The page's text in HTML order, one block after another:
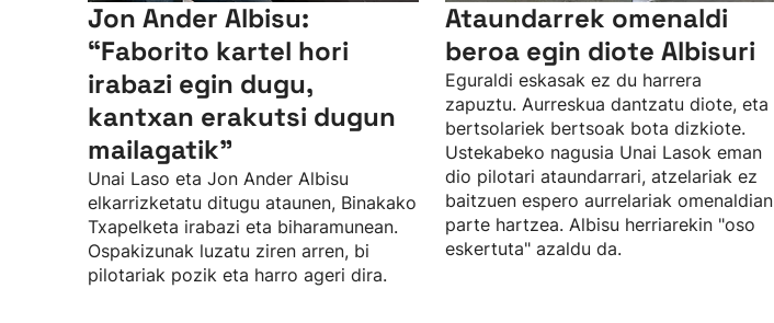
Jon Ander Albisu:
“Faborito kartel hori
irabazi egin dugu,
kantxan erakutsi dugun
mailagatik”
Unai Laso eta Jon Ander Albisu
elkarrizketatu ditugu ataunen, Binakako
Txapelketa irabazi eta biharamunean.
Ospakizunak luzatu ziren arren, bi
pilotariak pozik eta harro ageri dira.
Ataundarrek omenaldi
beroa egin diote Albisuri
Eguraldi eskasak ez du harrera
zapuztu. Aurreskua dantzatu diote, eta
bertsolariek bertsoak bota dizkiote.
Ustekabeko nagusia Unai Lasok eman
dio pilotari ataundarrari, atzelariak ez
baitzuen espero aurrelariak omenaldian
parte hartzea. Albisu herriarekin "oso
eskertuta" azaldu da.